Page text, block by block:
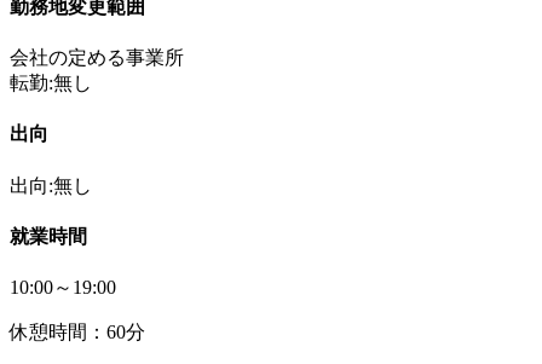
勤務地変更範囲
会社の定める事業所
転勤:無し
出向
出向:無し
就業時間
10:00～19:00
休憩時間：60分